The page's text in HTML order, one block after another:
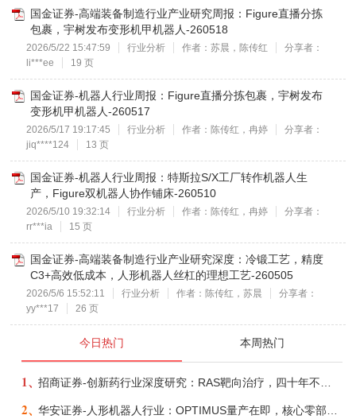
国金证券-高端装备制造行业产业研究周报：Figure直播分拣
包裹，宇树发布变形机甲机器人-260518
2026/5/22 15:47:59 行业分析 作者：苏晨，陈传红
分享者：
li***ee
19 页
国金证券-机器人行业周报：Figure直播分拣包裹，宇树发布
变形机甲机器人-260517
2026/5/17 19:17:45 行业分析 作者：陈传红，冉婷
分享者：
jiq****124
13 页
国金证券-机器人行业周报：特斯拉S/X工厂转作机器人生
产，Figure双机器人协作铺床-260510
2026/5/10 19:32:14 行业分析 作者：陈传红，冉婷
分享者：
rr***ia
15 页
国金证券-高端装备制造行业产业研究深度：冷锻工艺，精度
C3+高效低成本，人形机器人丝杠的理想工艺-260505
2026/5/6 15:52:11 行业分析 作者：陈传红，苏晨
分享者：
yy***17
26 页
今日热门 本周热门
1、
2、